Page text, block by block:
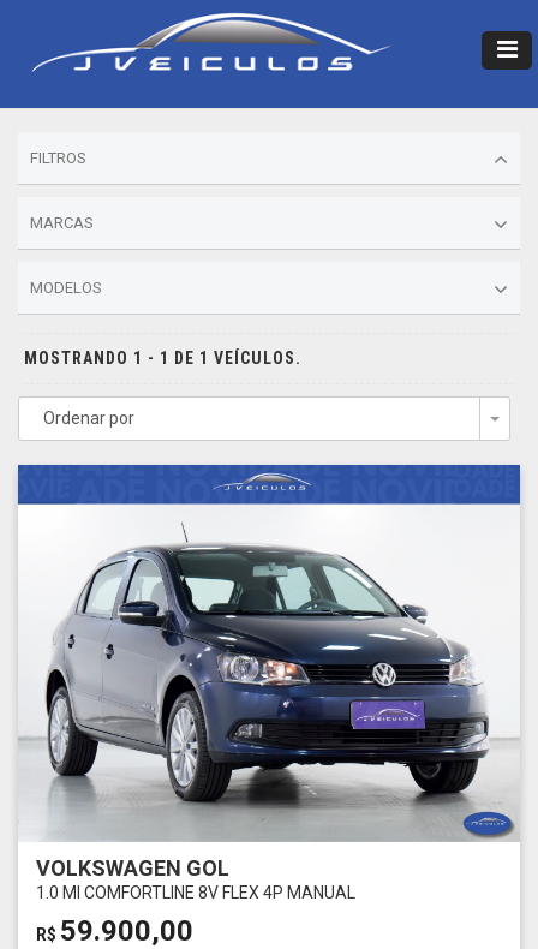
FILTROS
MARCAS
MODELOS
MOSTRANDO 1 - 1 DE 1 VEÍCULOS.
Ordenar por
VOLKSWAGEN GOL
1.0 MI COMFORTLINE 8V FLEX 4P MANUAL
R$ 59.900,00